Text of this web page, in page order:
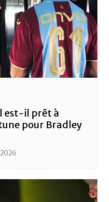
est-il prêt à
pour Bradley